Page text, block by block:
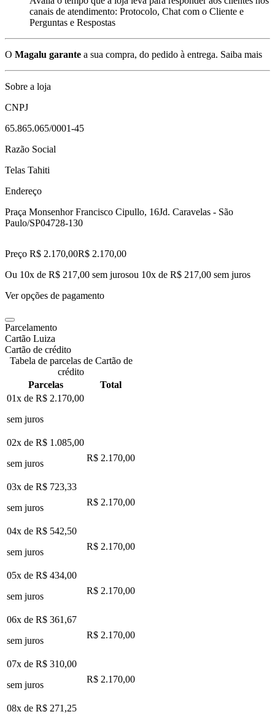
canais de atendimento: Protocolo, Chat com o Cliente e
Perguntas e Respostas
O Magalu garante a sua compra, do pedido à entrega. Saiba mais
Sobre a loja
CNPJ
65.865.065/0001-45
Razão Social
Telas Tahiti
Endereço
Praça Monsenhor Francisco Cipullo, 16Jd. Caravelas - São
Paulo/SP04728-130
Preço R$ 2.170,00R$ 2.170,00
Ou 10x de R$ 217,00 sem jurosou 10x de R$ 217,00 sem juros
Ver opções de pagamento
Parcelamento
Cartão Luiza
Cartão de crédito
Tabela de parcelas de Cartão de
crédito
Parcelas
Total
01x de R$ 2.170,00
sem juros
02x de R$ 1.085,00
sem juros
R$ 2.170,00
03x de R$ 723,33
sem juros
R$ 2.170,00
04x de R$ 542,50
sem juros
R$ 2.170,00
05x de R$ 434,00
sem juros
R$ 2.170,00
06x de R$ 361,67
sem juros
R$ 2.170,00
07x de R$ 310,00
sem juros
R$ 2.170,00
08x de R$ 271,25